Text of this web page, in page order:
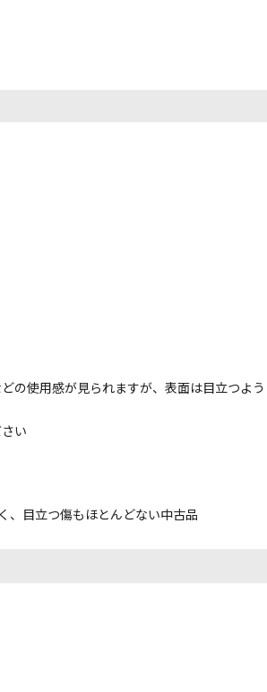
の使用感が見られますが、表面は目立つよう
い
、目立つ傷もほとんどない中古品